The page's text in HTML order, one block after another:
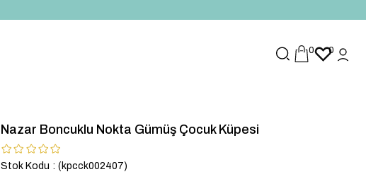
0 0
Nazar Boncuklu Nokta Gümüş Çocuk Küpesi
Stok Kodu (kpcck002407)